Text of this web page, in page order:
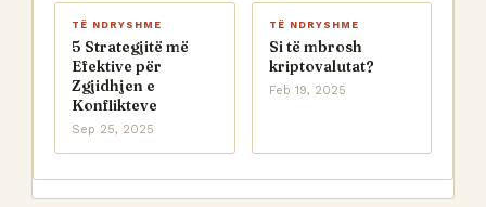
TË NDRYSHME
5 Strategjitë më
Efektive për
Zgjidhjen e
Konflikteve
Sep 25, 2025
TË NDRYSHME
Si të mbrosh
kriptovalutat?
Feb 19, 2025